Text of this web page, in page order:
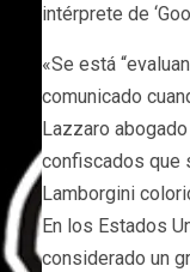
intérprete de
«Se está
comunicado
Lazzaro
confiscados que
Lamborgini
En los Estados
considerado un